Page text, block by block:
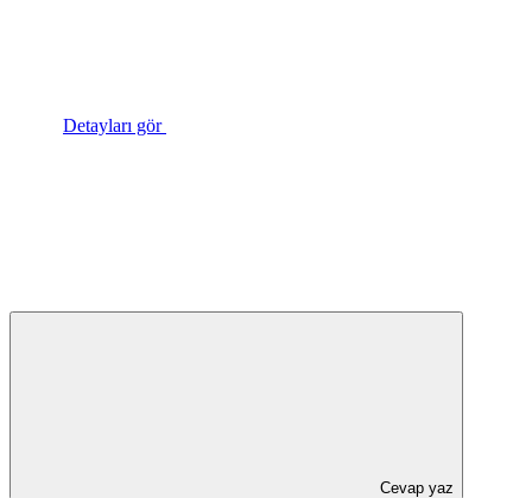
Detayları gör
Cevap yaz